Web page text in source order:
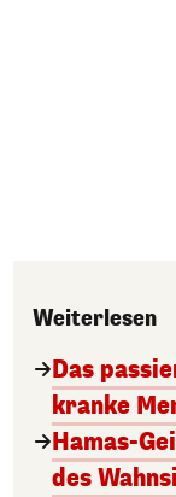
Weiterlesen
Das
kranke
Hamas-
des